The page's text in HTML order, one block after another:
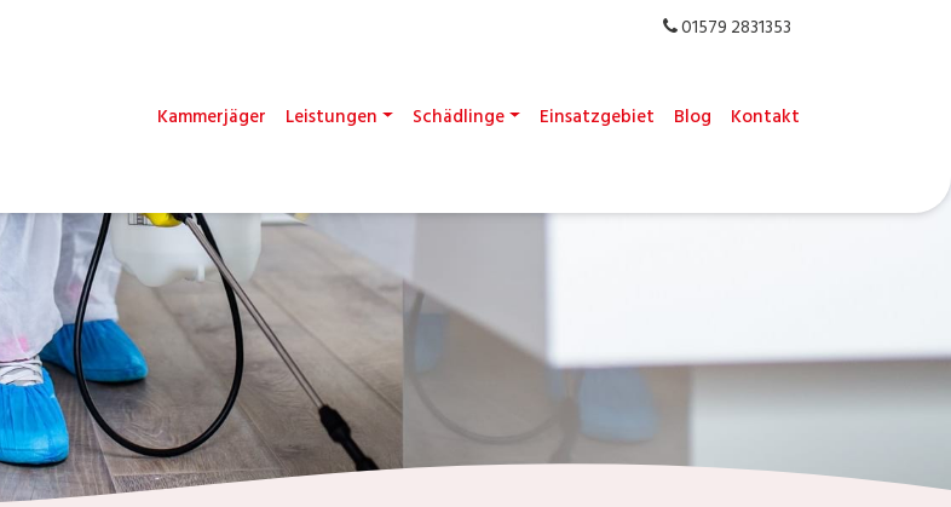
01579 2831353
Kammerjäger Leistungen Schädlinge Einsatzgebiet Blog Kontakt